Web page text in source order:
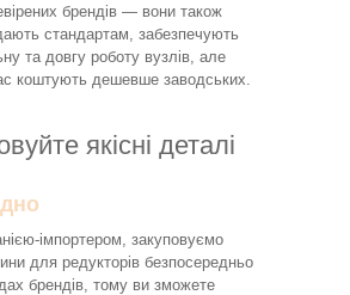
брендів — вони також
стандартам, забезпечують
та довгу роботу вузлів, але
коштують дешевше заводських.
якісні деталі
імпортером, закуповуємо
для редукторів безпосередньо
брендів, тому ви зможете